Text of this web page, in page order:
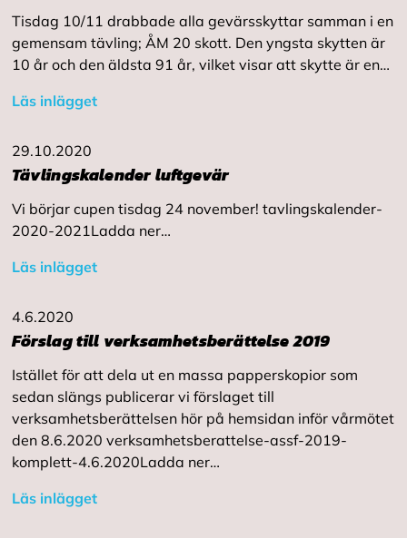
Tisdag 10/11 drabbade alla gevärsskyttar samman i en
gemensam tävling; ÅM 20 skott. Den yngsta skytten är
10 år och den äldsta 91 år, vilket visar att skytte är en…
Läs inlägget
29.10.2020
Tävlingskalender luftgevär
Vi börjar cupen tisdag 24 november! tavlingskalender-
2020-2021Ladda ner…
Läs inlägget
4.6.2020
Förslag till verksamhetsberättelse 2019
Istället för att dela ut en massa papperskopior som
sedan slängs publicerar vi förslaget till
verksamhetsberättelsen hör på hemsidan inför vårmötet
den 8.6.2020 verksamhetsberattelse-assf-2019-
komplett-4.6.2020Ladda ner…
Läs inlägget